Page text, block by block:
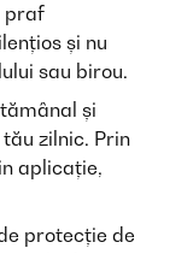
praf
și nu
sau birou.
și
zilnic. Prin
aplicație,
protecție de